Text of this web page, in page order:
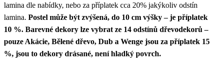
lamina dle nabídky, nebo za příplatek cca 20% jakýkoliv odstín
lamina. Postel může být zvýšená, do 10 cm výšky – je příplatek
10 %. Barevné dekory lze vybrat ze 14 odstínů dřevodekorů –
pouze Akácie, Bělené dřevo, Dub a Wenge jsou za příplatek 15
%, jsou to dekory drásané, není hladký povrch.